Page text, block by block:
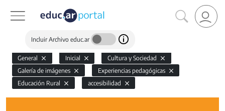
Incluir Archivo educ.ar
General Inicial
Cultura y Sociedad
Galería de imágenes
Experiencias pedagógicas
Educación Rural
accesibilidad